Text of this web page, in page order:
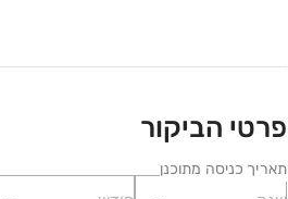
פרטי הביקור
תאריך כניסה מתוכנן